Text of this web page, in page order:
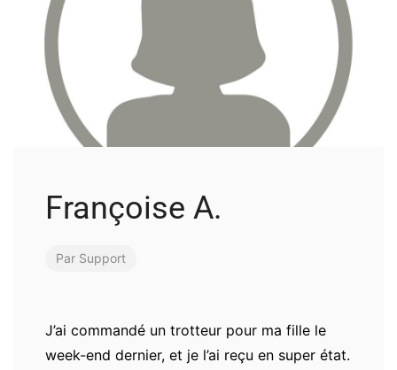
Françoise A.
Par Support
J’ai commandé un trotteur pour ma fille le
week-end dernier, et je l’ai reçu en super état.